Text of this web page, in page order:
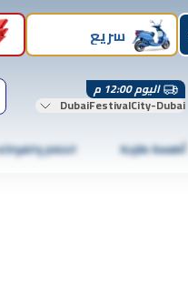
سريع
اليوم 12:00 م
DubaiFestivalCity-Dubai
أطعمة طازجة الخضار